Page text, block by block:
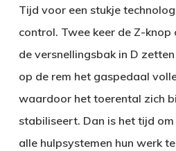
Tijd voor een stukje
control. Twee keer de Z-knop
de versnellingsbak in D
op de rem het gaspedaal
waardoor het toerental zich
stabiliseert. Dan is het tijd
alle hulpsystemen hun werk